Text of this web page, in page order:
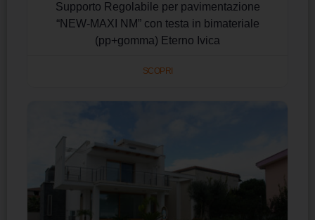
Supporto Regolabile per pavimentazione
“NEW-MAXI NM” con testa in bimateriale
(pp+gomma) Eterno Ivica
SCOPRI